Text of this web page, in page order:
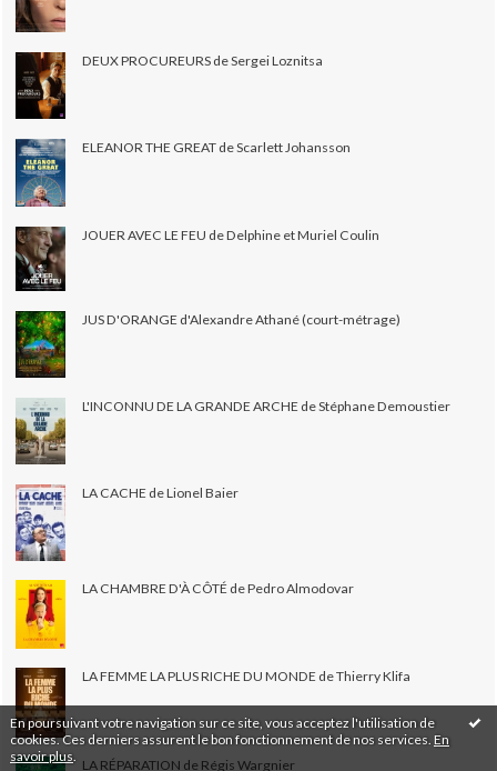
En poursuivant votre navigation sur ce site, vous acceptez l'utilisation de
cookies. Ces derniers assurent le bon fonctionnement de nos services. En
savoir plus
DEUX PROCUREURS de Sergei Loznitsa
ELEANOR THE GREAT de Scarlett Johansson
JOUER AVEC LE FEU de Delphine et Muriel Coulin
JUS D'ORANGE d'Alexandre Athané (court-métrage)
L'INCONNU DE LA GRANDE ARCHE de Stéphane Demoustier
LA CACHE de Lionel Baier
LA CHAMBRE D'À CÔTÉ de Pedro Almodovar
LA FEMME LA PLUS RICHE DU MONDE de Thierry Klifa
LA RÉPARATION de Régis Wargnier